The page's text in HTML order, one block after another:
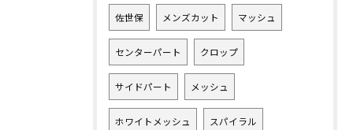
佐世保 メンズカット マッシュ
センターパート クロップ
サイドパート メッシュ
ホワイトメッシュ スパイラル